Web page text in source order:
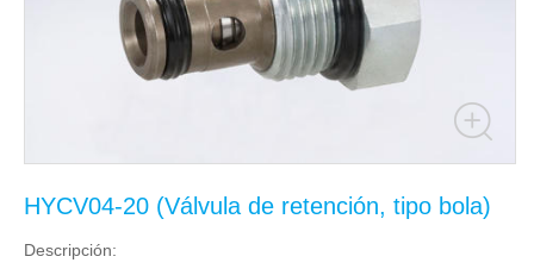
HYCV04-20 (Válvula de retención, tipo bola)
Descripción: